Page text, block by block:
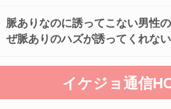
脈ありなのに誘ってこない男性
ぜ脈ありのハズが誘ってくれな
イケジョ通信